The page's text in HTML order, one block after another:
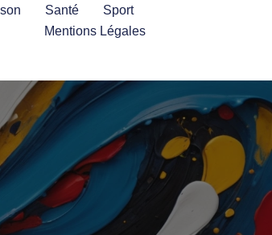
Santé
Sport
Mentions Légales